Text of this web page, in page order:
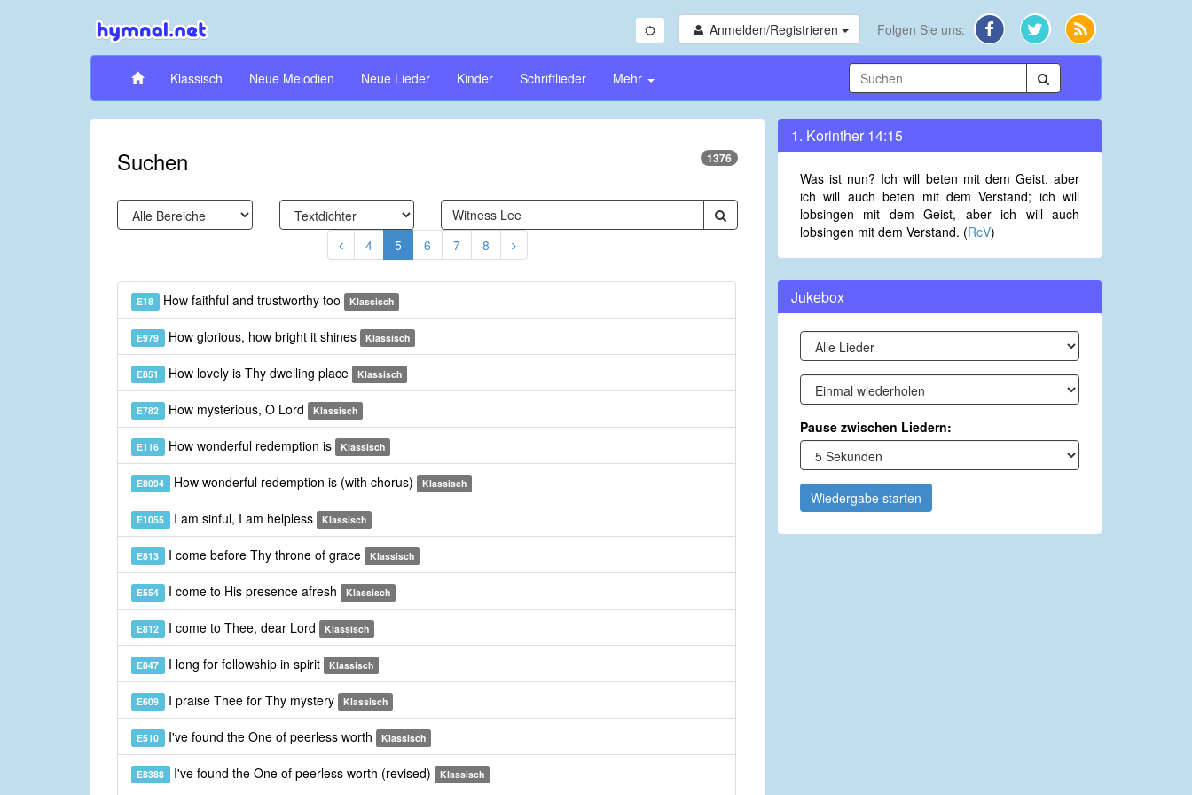
Anmelden/Registrieren Folgen Sie uns:
Klassisch Neue Melodien Neue Lieder Kinder Schriftlieder Mehr
Suchen 1376
4 5 6 7 8
E18 How faithful and trustworthy too Klassisch
E979 How glorious, how bright it shines Klassisch
E851 How lovely is Thy dwelling place Klassisch
E782 How mysterious, O Lord Klassisch
E116 How wonderful redemption is Klassisch
E8094 How wonderful redemption is (with chorus) Klassisch
E1055 I am sinful, I am helpless Klassisch
E813 I come before Thy throne of grace Klassisch
E554 I come to His presence afresh Klassisch
E812 I come to Thee, dear Lord Klassisch
E847 I long for fellowship in spirit Klassisch
E609 I praise Thee for Thy mystery Klassisch
E510 I've found the One of peerless worth Klassisch
E8388 I've found the One of peerless worth (revised) Klassisch
1. Korinther 14:15
Was ist nun? Ich will beten mit dem Geist, aber
ich will auch beten mit dem Verstand; ich will
lobsingen mit dem Geist, aber ich will auch
lobsingen mit dem Verstand. (RcV)
Jukebox
Pause zwischen Liedern:
Wiedergabe starten